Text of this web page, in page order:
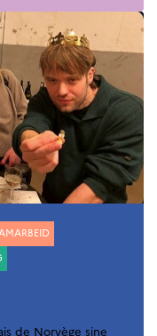
de Norvège sine